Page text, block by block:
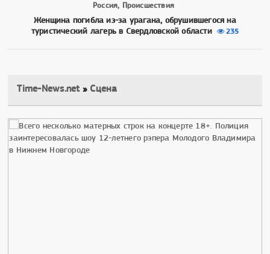
Россия, Происшествия
Женщина погибла из-за урагана, обрушившегося на
туристический лагерь в Свердловской области
235
Time-News.net» Сцена